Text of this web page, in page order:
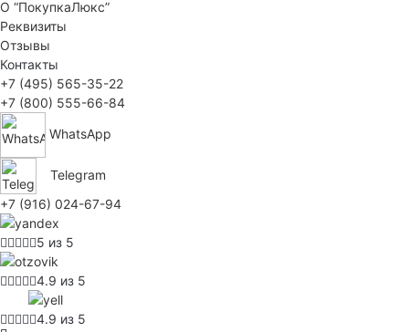
О “ПокупкаЛюкс”
Реквизиты
Отзывы
Контакты
+7 (495) 565-35-22
+7 (800) 555-66-84
WhatsApp
Telegram
+7 (916) 024-67-94
5 из 5
4.9 из 5
4.9 из 5